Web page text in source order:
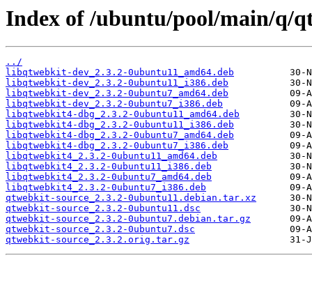
Index of /ubuntu/pool/main/q/
../
libqtwebkit-dev_2.3.2-0ubuntu11_amd64.deb
libqtwebkit-dev_2.3.2-0ubuntu11_i386.deb
libqtwebkit-dev_2.3.2-0ubuntu7_amd64.deb
libqtwebkit-dev_2.3.2-0ubuntu7_i386.deb
libqtwebkit4-dbg_2.3.2-0ubuntu11_amd64.deb
libqtwebkit4-dbg_2.3.2-0ubuntu11_i386.deb
libqtwebkit4-dbg_2.3.2-0ubuntu7_amd64.deb
libqtwebkit4-dbg_2.3.2-0ubuntu7_i386.deb
libqtwebkit4_2.3.2-0ubuntu11_amd64.deb
libqtwebkit4_2.3.2-0ubuntu11_i386.deb
libqtwebkit4_2.3.2-0ubuntu7_amd64.deb
libqtwebkit4_2.3.2-0ubuntu7_i386.deb
qtwebkit-source_2.3.2-0ubuntu11.debian.tar.xz
qtwebkit-source_2.3.2-0ubuntu11.dsc
qtwebkit-source_2.3.2-0ubuntu7.debian.tar.gz
qtwebkit-source_2.3.2-0ubuntu7.dsc
qtwebkit-source_2.3.2.orig.tar.gz